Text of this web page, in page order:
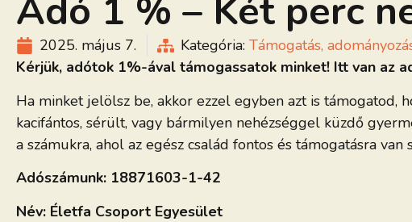
Adó 1 % – Két perc
2025. május 7. Kategória: Támogatás,
Kérjük, adótok 1%-ával támogassatok minket! Itt van az
Ha minket jelölsz be, akkor ezzel egyben azt is
kacifántos, sérült, vagy bármilyen nehézséggel küzdő
a számukra, ahol az egész család fontos és támogatásra
Adószámunk: 18871603-1-42
Név: Életfa Csoport Egyesület